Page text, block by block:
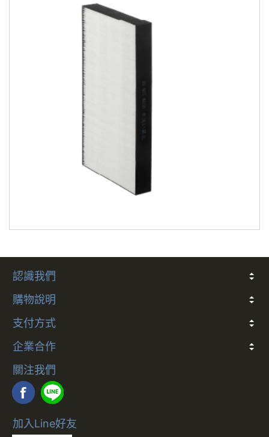
全新狀態且包裝完整
封，等同商品價值已受損，僅能以福利
品出售，若需退換貨，我方須收取價值
損失之費用(回復原狀、整新費)，請先
確認商品正確、外觀可接受，再行開
機/使用，以免影響您的權利。 註：依
消非者保護法 十九條【通訊交易解除權
合理例外情事適用準則】下列商品無七
天鑑賞期：
一、易腐敗、保存期限短、或解約時即將逾期。
二、依消費者要求所客製化給付
五、非以有形媒介提供之數位內容或一經提供即為
完成線上服務，經消費者事先同意始提供
六、已拆封個人衛生用品
七、國際航空客運服務
出貨已全程攝影，為保障您購物權益，
開箱過程請全程錄影；如有問題請反映
客服並提供錄影檔案，客服會儘速替消
費者處理後續相關事宜。
數位序號、票卷等非實體商品不提供退
認識我們
關於我們
常見問題
會員條款
客戶隱私
聯絡我們
購物說明
折價券說明
COCO幣說明
發票
會員卡別與權益說明
退款說明
防詐騙提醒
訂閱制服務及解約政策
支付方式
多元支付方式說明
企業合作
合作說明
關注我們
加入Line好友